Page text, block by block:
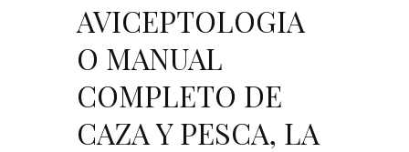
AVICEPTOLOGIA
O MANUAL
COMPLETO DE
CAZA Y PESCA, LA